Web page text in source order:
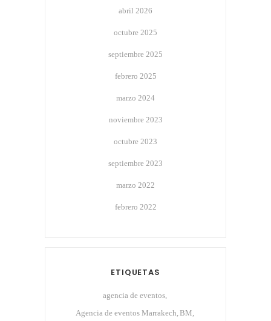
abril 2026
octubre 2025
septiembre 2025
febrero 2025
marzo 2024
noviembre 2023
octubre 2023
septiembre 2023
marzo 2022
febrero 2022
ETIQUETAS
agencia de eventos
Agencia de eventos Marrakech BM